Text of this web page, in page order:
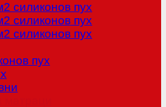
силиконов пух
силиконов пух
силиконов пух
пух